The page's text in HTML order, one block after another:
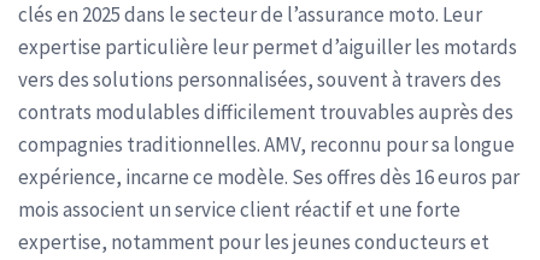
clés en 2025 dans le secteur de l’assurance moto. Leur
expertise particulière leur permet d’aiguiller les motards
vers des solutions personnalisées, souvent à travers des
contrats modulables difficilement trouvables auprès des
compagnies traditionnelles. AMV, reconnu pour sa longue
expérience, incarne ce modèle. Ses offres dès 16 euros par
mois associent un service client réactif et une forte
expertise, notamment pour les jeunes conducteurs et